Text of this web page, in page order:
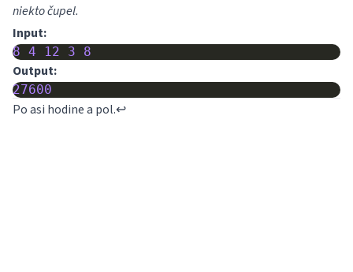
niekto čupel.
Input:
8 4 12 3 8
Output:
27600
Po asi hodine a pol.↩